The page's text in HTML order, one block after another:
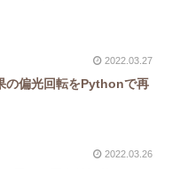
2022.03.27
の偏光回転をPythonで再
2022.03.26